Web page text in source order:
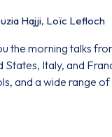
Hajji, Loïc Lefloch
the morning talks
States, Italy, and
and a wide range